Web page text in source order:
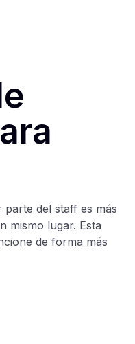
parte del staff es más
mismo lugar. Esta
de forma más